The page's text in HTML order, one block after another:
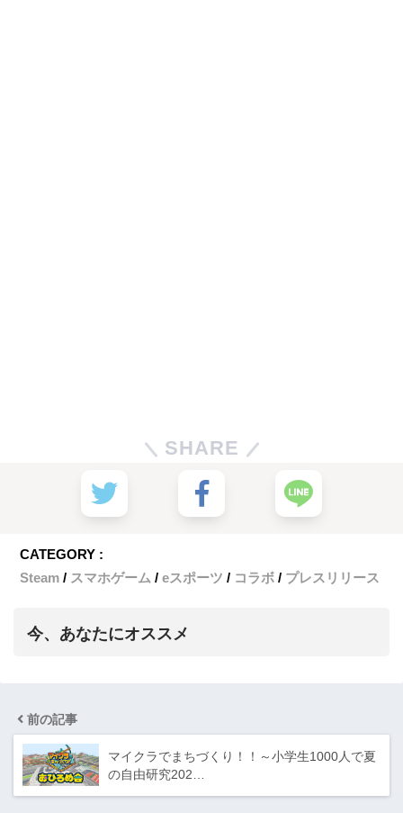
SHARE
CATEGORY :
Steam
スマホゲーム eスポーツ コラボ プレスリリース
今、あなたにオススメ
前の記事
マイクラでまちづくり！！～小学生1000人で夏
の自由研究202…